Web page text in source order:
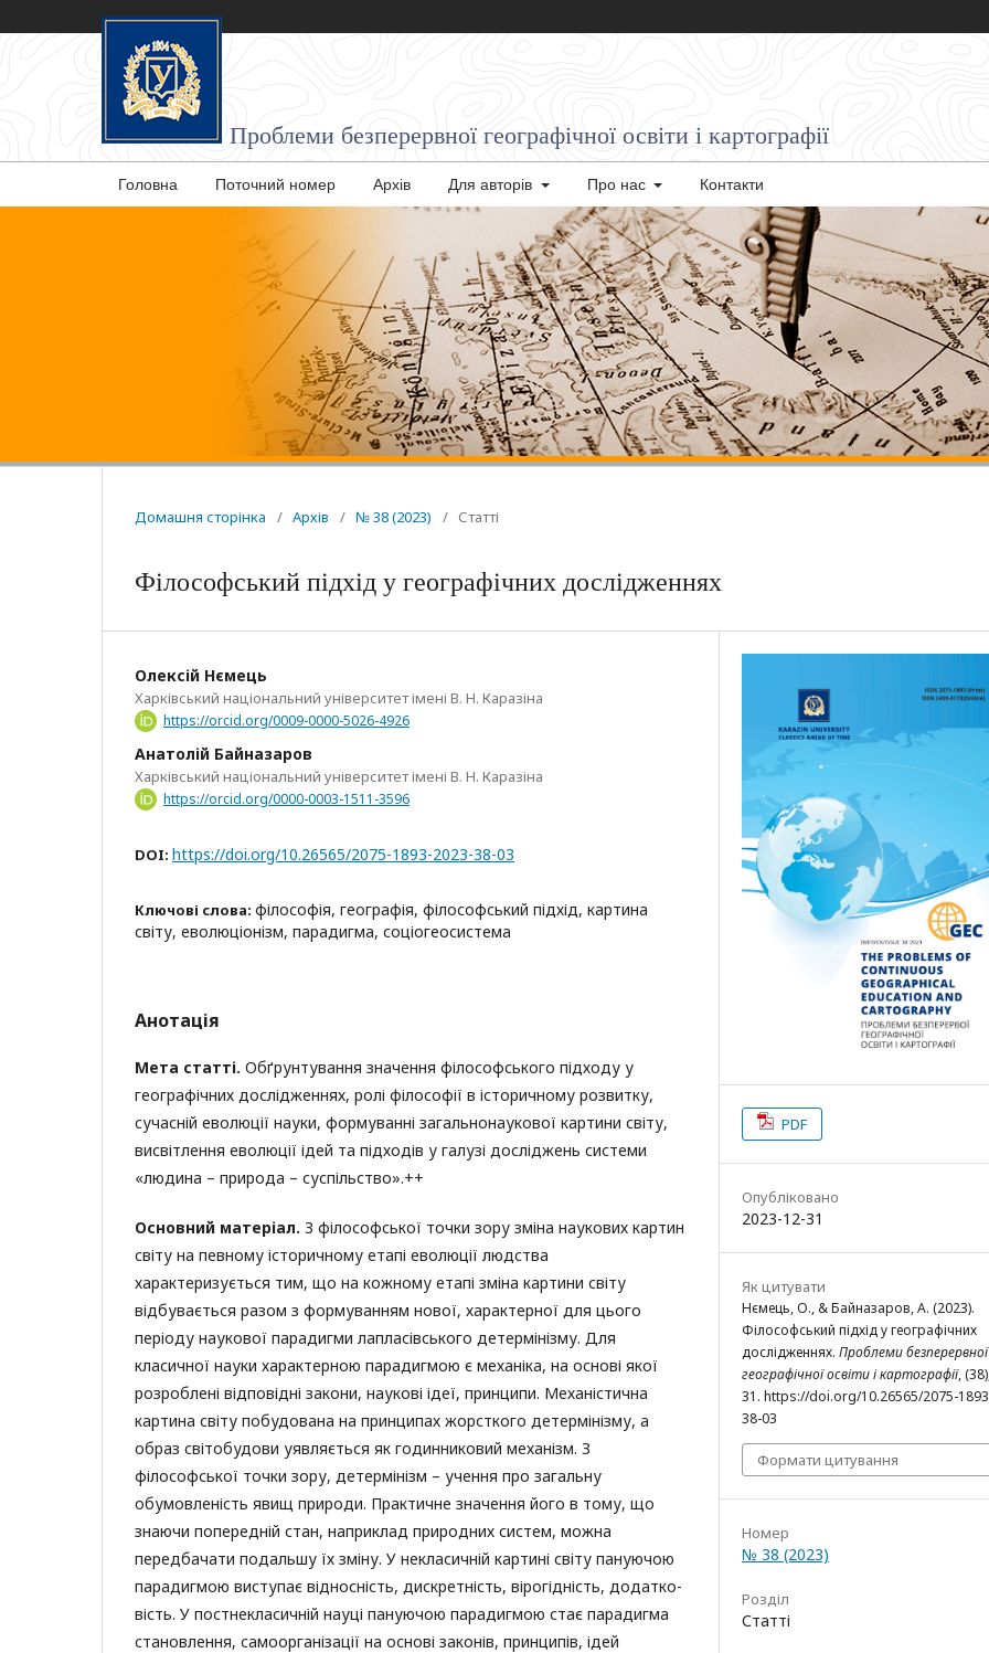
Проблеми безперервної географічної освіти і картографії
Головна Поточний номер Архів Для авторів Про нас Контакти
Домашня сторінка / Архів / № 38 (2023) / Статті
Філософський підхід у географічних дослідженнях
Олексій Нємець
Харківський національний університет імені В. Н. Каразіна
https://orcid.org/0009-0000-5026-4926
Анатолій Байназаров
Харківський національний університет імені В. Н. Каразіна
https://orcid.org/0000-0003-1511-3596
DOI: https://doi.org/10.26565/2075-1893-2023-38-03
Ключові слова: філософія, географія, філософський підхід, картина
світу, еволюціонізм, парадигма, соціогеосистема
Анотація
Мета статті. Обґрунтування значення філософського підходу у
географічних дослідженнях, ролі філософії в істо­ричному розвитку,
сучасній еволюції науки, формуванні загальнонаукової картини світу,
висвітлення еволюції ідей та підходів у галузі досліджень системи
«людина – природа – суспільство».++
Основний матеріал. З філософської точки зору зміна наукових картин
світу на певному історичному етапі ево­люції людства
характеризується тим, що на кожному етапі зміна картини світу
відбувається разом з формуванням нової, характерної для цього
періоду наукової парадигми лапласівського детермінізму. Для
класичної науки харак­терною парадигмою є механіка, на основі якої
розроблені відповідні закони, наукові ідеї, принципи. Механістична
картина світу побудована на принципах жорсткого детермінізму, а
образ світобудови уявляється як годинниковий механізм. З
філософської точки зору, детермінізм – учення про загальну
обумовленість явищ природи. Практичне значення його в тому, що
знаючи попередній стан, наприклад природних систем, можна
передбачати подальшу їх зміну. У некласичній картині світу пануючою
парадигмою виступає відносність, дискретність, вірогідність, додатко­
вість. У постнекласичній науці пануючою парадигмою стає парадигма
становлення, самоорганізації на основі зако­нів, принципів, ідей
PDF
Опубліковано
2023-12-31
Як цитувати
Нємець, О., & Байназаров, А. (2023).
Філософський підхід у географічних
дослідженнях. Проблеми безперервної
географічної освіти і картографії,
31. https://doi.org/10.26565/2075-
38-03
Формати цитування
Номер
№ 38 (2023)
Розділ
Статті